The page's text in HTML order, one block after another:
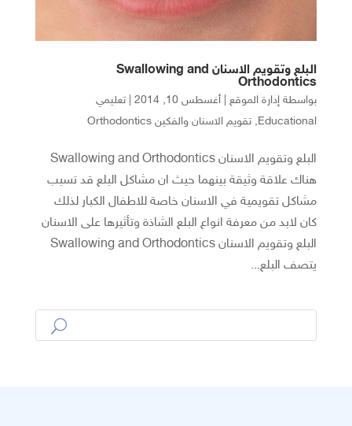
البلع وتقويم الاسنان Swallowing and
Orthodontics
بواسطة إدارة الموقع| أغسطس 10, 2014 | تعليمي
Educational
, تقويم الاسنان والفكين Orthodontics
البلع وتقويم الاسنان Swallowing and Orthodontics
هناك علاقة وثيقة بينهما حيث ان مشاكل البلع قد تسبب
مشاكل تقويمية في الاسنان خاصة للاطفال الكبار لذلك
كان لابد من معرفة انواع البلع الشاذة وتأثيرها على الاسنان
البلع وتقويم الاسنان Swallowing and Orthodontics
يتصف البلع...